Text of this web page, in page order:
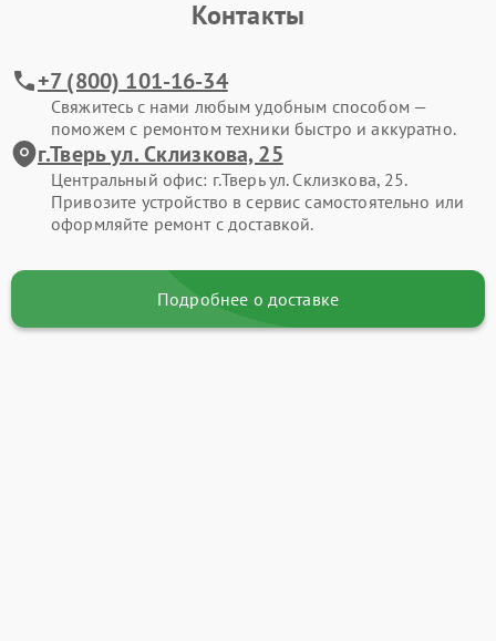
Контакты
+7 (800) 101-16-34
Свяжитесь с нами любым удобным способом —
поможем с ремонтом техники быстро и аккуратно.
г.Тверь ул. Склизкова, 25
Центральный офис: г.Тверь ул. Склизкова, 25.
Привозите устройство в сервис самостоятельно или
оформляйте ремонт с доставкой.
Подробнее о доставке